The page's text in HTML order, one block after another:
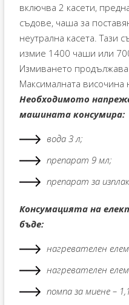
включва 2 касети,
съдове, чаша за
неутрална касета.
измие 1400 чаши или
Измиването
Максималната височина
Необходимото
машината консумира:
вода 3 л;
препарат 9 мл;
препарат за
Консумацията на
бъде:
нагревателен
нагревателен
помпа за миене –